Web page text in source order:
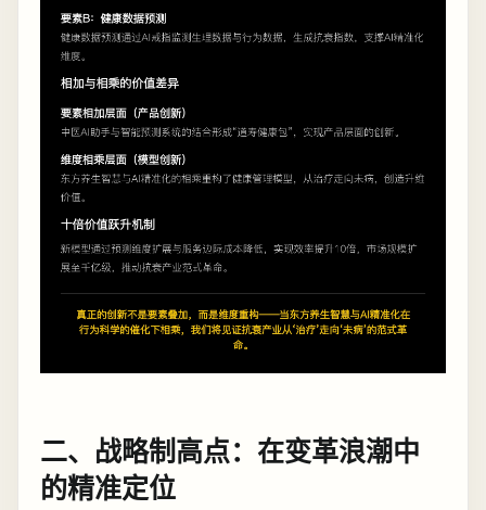
二、战略制高点：在变革浪潮中
的精准定位